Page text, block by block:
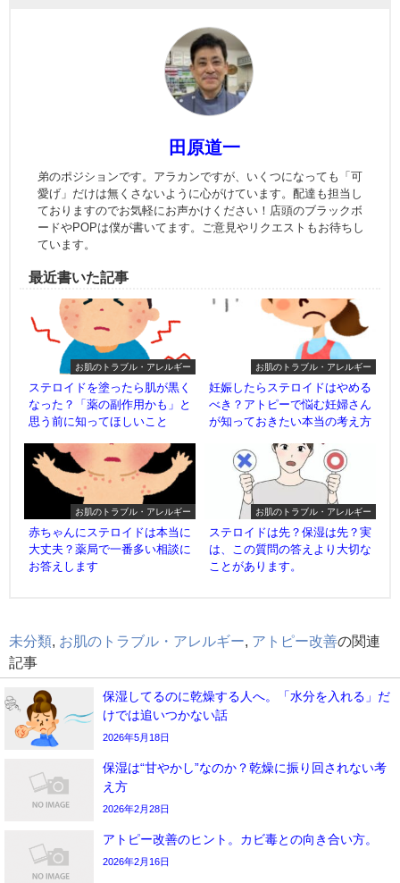
田原道一
弟のポジションです。アラカンですが、いくつになっても「可
愛げ」だけは無くさないように心がけています。配達も担当し
ておりますのでお気軽にお声かけください！店頭のブラックボ
ードやPOPは僕が書いてます。ご意見やリクエストもお待ちし
ています。
最近書いた記事
お肌のトラブル・アレルギー
ステロイドを塗ったら肌が黒く
なった？「薬の副作用かも」と
思う前に知ってほしいこと
お肌のトラブル・アレルギー
妊娠したらステロイドはやめる
べき？アトピーで悩む妊婦さん
が知っておきたい本当の考え方
お肌のトラブル・アレルギー
赤ちゃんにステロイドは本当に
大丈夫？薬局で一番多い相談に
お答えします
お肌のトラブル・アレルギー
ステロイドは先？保湿は先？実
は、この質問の答えより大切な
ことがあります。
未分類 お肌のトラブル・アレルギー アトピー改善の関連
記事
保湿してるのに乾燥する人へ。「水分を入れる」だ
けでは追いつかない話
2026年5月18日
保湿は“甘やかし”なのか？乾燥に振り回されない考
え方
2026年2月28日
アトピー改善のヒント。カビ毒との向き合い方。
2026年2月16日